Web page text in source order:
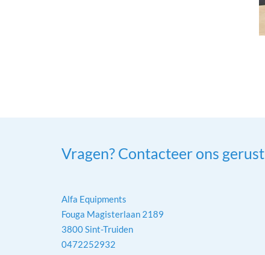
Vragen? Contacteer ons gerust
Alfa Equipments
Fouga Magisterlaan 2189
3800 Sint-Truiden
0472252932